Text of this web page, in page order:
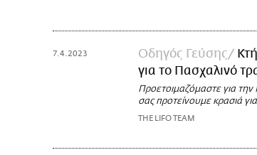
7.4.2023 Οδηγός Γεύσης
για το Πασχαλινό
Προετοιμαζόμαστε για
σας προτείνουμε κρασιά
THE LIFO TEAM